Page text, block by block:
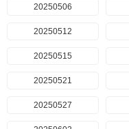
20250506
20250512
20250515
20250521
20250527